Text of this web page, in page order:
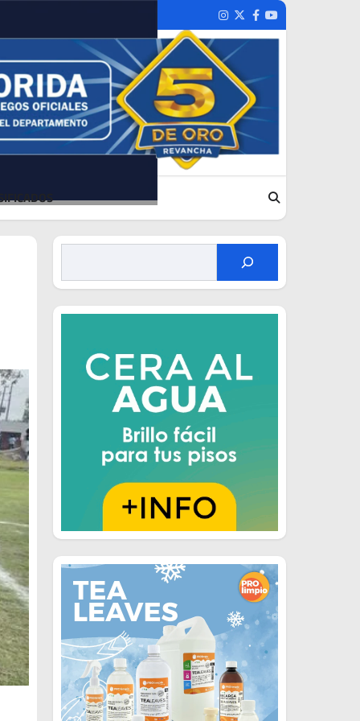
Instagram
TwitterFacebook
Youtube